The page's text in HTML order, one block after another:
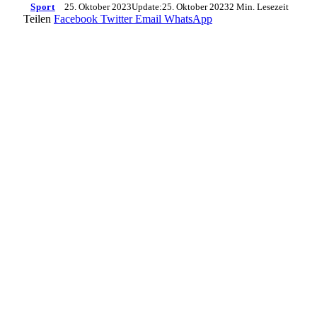
Sport 25. Oktober 2023Update:25. Oktober 20232 Min. Lesezeit
Teilen Facebook Twitter Email WhatsApp